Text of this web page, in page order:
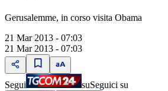
Gerusalemme, in corso visita Obama
21 Mar 2013 - 07:03
21 Mar 2013 - 07:03
Segui suSeguici su